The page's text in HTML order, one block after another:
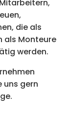
die als
als Monteure
werden.
uns gern